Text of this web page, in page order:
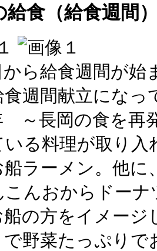
給食（給食週間
ら給食週間が始
食週間献立にな
～長岡の食を再
いる料理が取り
ラーメン。他に
こんおからドー
の方をイメージ
で野菜たっぷりで